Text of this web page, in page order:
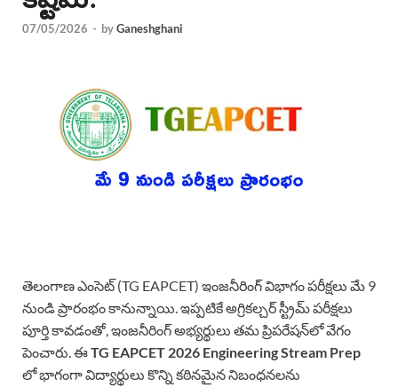
07/05/2026 - byGaneshghani
తెలంగాణ ఎంసెట్ (TG EAPCET) ఇంజనీరింగ్ విభాగం పరీక్షలు మే 9
నుండి ప్రారంభం కానున్నాయి. ఇప్పటికే అగ్రికల్చర్ స్ట్రీమ్ పరీక్షలు
పూర్తి కావడంతో, ఇంజనీరింగ్ అభ్యర్థులు తమ ప్రిపరేషన్‌లో వేగం
పెంచారు. ఈTG EAPCET 2026 Engineering Stream Prep
లో భాగంగా విద్యార్థులు కొన్ని కఠినమైన నిబంధనలను